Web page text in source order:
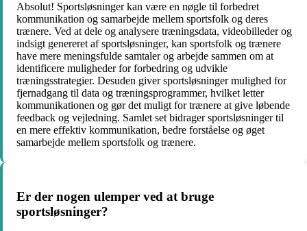
Absolut! Sportsløsninger kan være en nøgle til forbedret
kommunikation og samarbejde mellem sportsfolk og deres
trænere. Ved at dele og analysere træningsdata, videobilleder og
indsigt genereret af sportsløsninger, kan sportsfolk og trænere
have mere meningsfulde samtaler og arbejde sammen om at
identificere muligheder for forbedring og udvikle
træningsstrategier. Desuden giver sportsløsninger mulighed for
fjernadgang til data og træningsprogrammer, hvilket letter
kommunikationen og gør det muligt for trænere at give løbende
feedback og vejledning. Samlet set bidrager sportsløsninger til
en mere effektiv kommunikation, bedre forståelse og øget
samarbejde mellem sportsfolk og trænere.
Er der nogen ulemper ved at bruge
sportsløsninger?